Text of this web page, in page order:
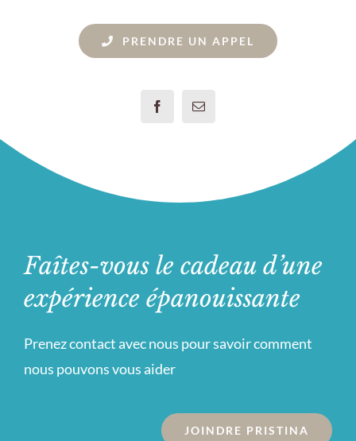
PRENDRE UN APPEL
Faîtes-vous le cadeau d’une
expérience épanouissante
Prenez contact avec nous pour savoir comment
nous pouvons vous aider
JOINDRE PRISTINA